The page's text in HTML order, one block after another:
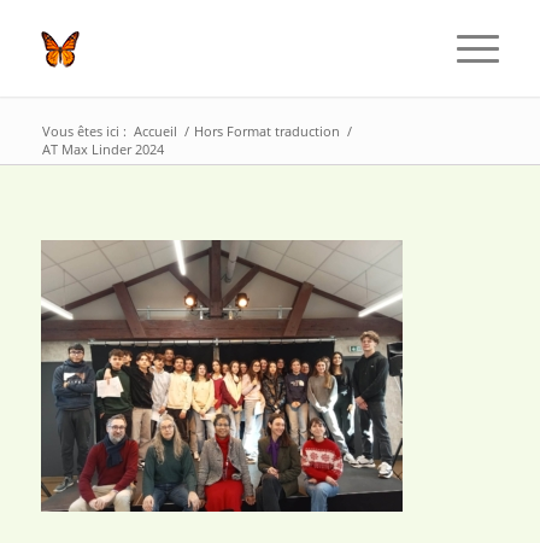
Vous êtes ici : Accueil / Hors Format traduction /
AT Max Linder 2024